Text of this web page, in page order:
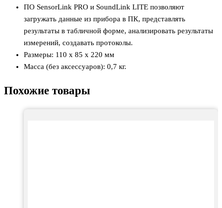
ПО SensorLink PRO и SoundLink LITE позволяют
загружать данные из прибора в ПК, представлять
результаты в табличной форме, анализировать результаты
измерений, создавать протоколы.
Размеры: 110 x 85 х 220 мм
Масса (без аксессуаров): 0,7 кг.
Похожие товары